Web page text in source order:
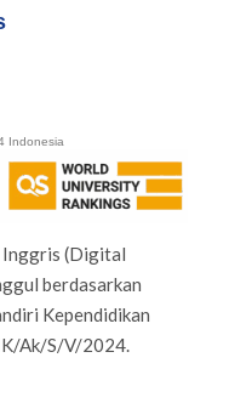
Indonesia
Inggris (Digital
berdasarkan
Kependidikan
Ak/S/V/2024.